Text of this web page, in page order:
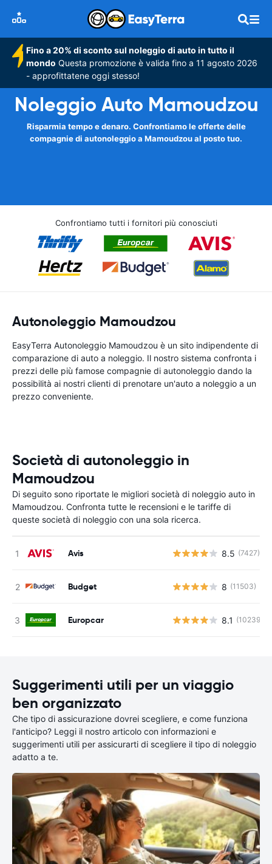
Fino a 20% di sconto sul noleggio di auto in tutto il
mondo Questa promozione è valida fino a 11 agosto 2026
- approfittatene oggi stesso!
Noleggio Auto Mamoudzou
Risparmia tempo e denaro. Confrontiamo le offerte delle
compagnie di autonoleggio a Mamoudzou al posto tuo.
Confrontiamo tutti i fornitori più conosciuti
Autonoleggio Mamoudzou
EasyTerra Autonoleggio Mamoudzou è un sito indipendente di
comparazione di auto a noleggio. Il nostro sistema confronta i
prezzi delle più famose compagnie di autonoleggio dando la
possibilità ai nostri clienti di prenotare un'auto a noleggio a un
prezzo conveniente.
Società di autonoleggio in
Mamoudzou
Di seguito sono riportate le migliori società di noleggio auto in
Mamoudzou. Confronta tutte le recensioni e le tariffe di
queste società di noleggio con una sola ricerca.
Avis 8.5 (7427)
Budget 8 (11503)
Europcar 8.1 (10239)
Suggerimenti utili per un viaggio
ben organizzato
Che tipo di assicurazione dovrei scegliere, e come funziona
l'anticipo? Leggi il nostro articolo con informazioni e
suggerimenti utili per assicurarti di scegliere il tipo di noleggio
adatto a te.